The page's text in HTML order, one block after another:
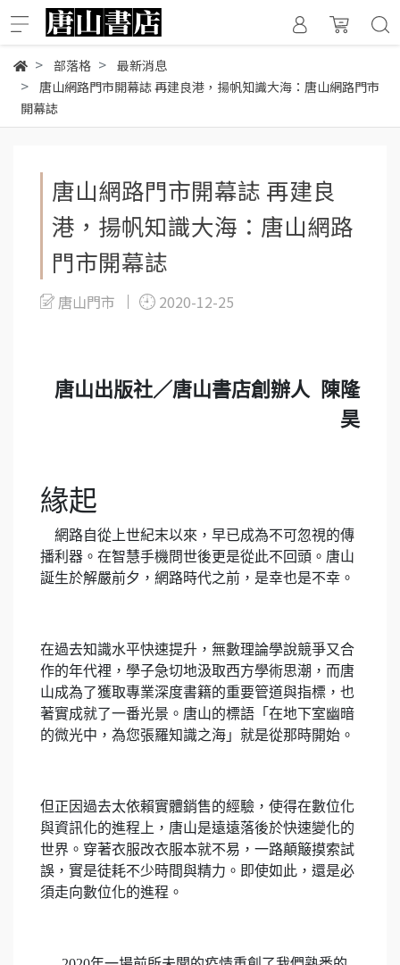
部落格
最新消息
唐山網路門市開幕誌 再建良港，揚帆知識大海：唐山網路門市
開幕誌
唐山網路門市開幕誌 再建良
港，揚帆知識大海：唐山網路
門市開幕誌
唐山門市 2020-12-25
唐山出版社／唐山書店創辦人 陳隆
昊
緣起
網路自從上世紀末以來，早已成為不可忽視的傳
播利器。在智慧手機問世後更是從此不回頭。唐山
誕生於解嚴前夕，網路時代之前，是幸也是不幸。
在過去知識水平快速提升，無數理論學說競爭又合
作的年代裡，學子急切地汲取西方學術思潮，而唐
山成為了獲取專業深度書籍的重要管道與指標，也
著實成就了一番光景。唐山的標語「在地下室幽暗
的微光中，為您張羅知識之海」就是從那時開始。
但正因過去太依賴實體銷售的經驗，使得在數位化
與資訊化的進程上，唐山是遠遠落後於快速變化的
世界。穿著衣服改衣服本就不易，一路顛簸摸索試
誤，實是徒耗不少時間與精力。即使如此，還是必
須走向數位化的進程。